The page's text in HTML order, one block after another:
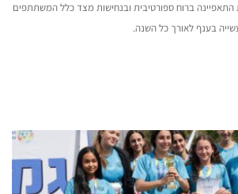
התאפיינה ברוח ספורטיבית ובנחישות מצד כלל המשתתפים
בענף לאורך כל השנה.